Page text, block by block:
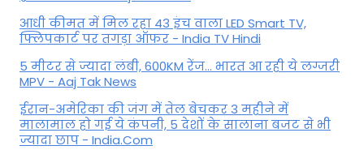
आधी कीमत में मिल रहा 43 इंच वाला LED Smart TV,
फ्लिपकार्ट पर तगड़ा ऑफर - India TV Hindi
5 मीटर से ज्यादा लंबी, 600KM रेंज... भारत आ रही ये लग्जरी
MPV - Aaj Tak News
ईरान-अमेरिका की जंग में तेल बेचकर 3 महीने में
मालामाल हो गई ये कंपनी, 5 देशों के सालाना बजट से भी
ज्यादा छाप - India.Com